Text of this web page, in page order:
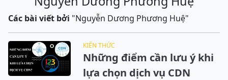
Các bài viết bởi "Nguyễn Dương Phương Huệ"
KIẾN THỨC
Những điểm cần lưu ý khi
lựa chọn dịch vụ CDN